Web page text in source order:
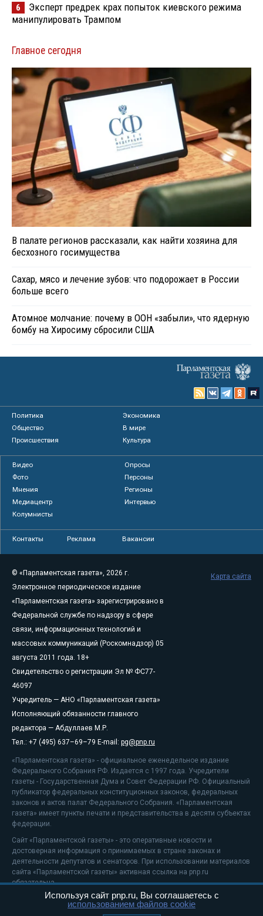
6
Эксперт предрек крах попыток киевского режима
манипулировать Трампом
Главное сегодня
В палате регионов рассказали, как найти хозяина для
бесхозного госимущества
Сахар, мясо и лечение зубов: что подорожает в России
больше всего
Атомное молчание: почему в ООН «забыли», что ядерную
бомбу на Хиросиму сбросили США
Политика
Экономика
Общество
В мире
Происшествия
Культура
Видео
Опросы
Фото
Персоны
Мнения
Регионы
Медиацентр
Интервью
Колумнисты
Контакты Реклама Вакансии
© «Парламентская газета», 2026 г.
Электронное периодическое издание
«Парламентская газета» зарегистрировано в
Федеральной службе по надзору в сфере
связи, информационных технологий и
массовых коммуникаций (Роскомнадзор) 05
августа 2011 года. 18+
Свидетельство о регистрации Эл № ФС77-
46097
Учредитель — АНО «Парламентская газета»
Исполняющий обязанности главного
редактора — Абдуллаев М.Р.
Тел.: +7 (495) 637–69–79 E-mail: pg@pnp.ru
«Парламентская газета» - официальное еженедельное издание
Федерального Собрания РФ. Издается с 1997 года. Учредители
газеты - Государственная Дума и Совет Федерации РФ. Официальный
публикатор федеральных конституционных законов, федеральных
законов и актов палат Федерального Собрания. «Парламентская
газета» имеет пункты печати и представительства в десяти субъектах
федерации.
Сайт «Парламентской газеты» - это оперативные новости и
достоверная информация о принимаемых в стране законах и
деятельности депутатов и сенаторов. При использовании материалов
сайта «Парламентской газеты» активная ссылка на pnp.ru
обязательна.
На информационном ресурсе применяютсярекомендательные
Карта сайта
Используя сайт pnp.ru, Вы соглашаетесь с
использованием файлов cookie